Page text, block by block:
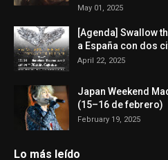
May 01, 2025
[Agenda] Swallow
a España con dos
April 22, 2025
Japan Weekend
(15–16 de febrero)
February 19, 2025
Lo más leído